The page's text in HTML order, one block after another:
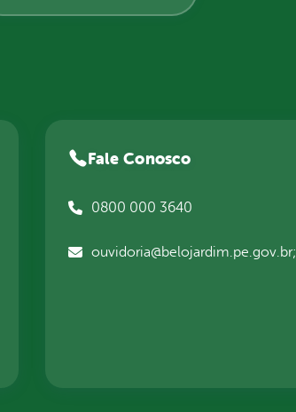
Fale Conosco
0800 000 3640
ouvidoria@belojardim.pe.gov.br;